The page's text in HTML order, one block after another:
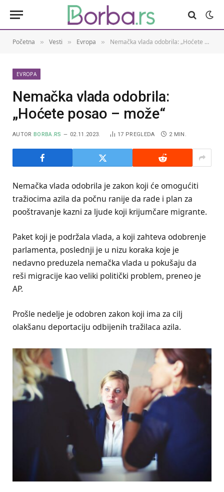
Početna » Vesti » Evropa » Nemačka vlada odobrila: „Hoćete posao – može“
EVROPA
Nemačka vlada odobrila:
„Hoćete posao – može“
AUTOR BORBA.RS 02.11.2023. 17 PREGLEDA 2 MIN.
Nemačka vlada odobrila je zakon koji će omogućiti
tražiocima azila da počnu ranije da rade i plan za
pooštravanje kazni za ljude koji krijumčare migrante.
Paket koji je podržala vlada, a koji zahteva odobrenje
parlamenta, poslednji je u nizu koraka koje je
nedavno preduzela nemačka vlada u pokušaju da
reši migracije kao veliki politički problem, preneo je
AP.
Prošle nedelje je odobren zakon koji ima za cilj
olakšanu deportaciju odbijenih tražilaca azila.